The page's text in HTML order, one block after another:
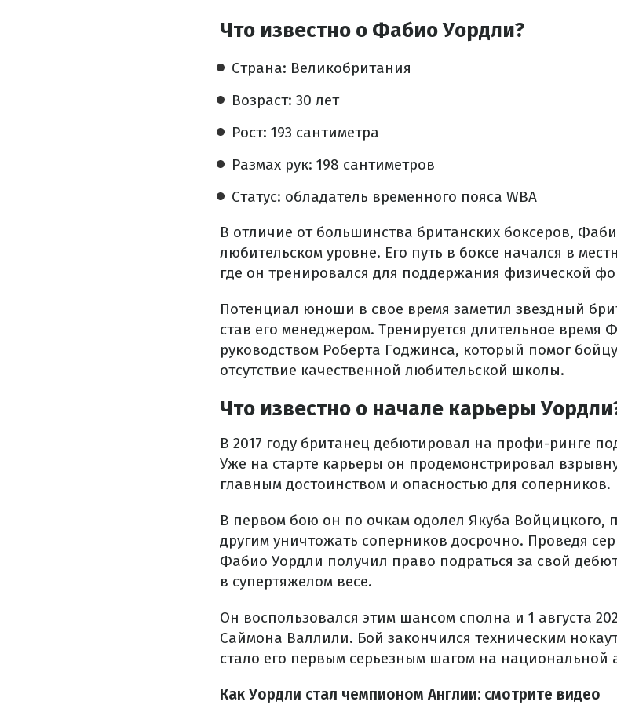
Что известно о Фабио Уордли?
Страна: Великобритания
Возраст: 30 лет
Рост: 193 сантиметра
Размах рук: 198 сантиметров
Статус: обладатель временного пояса WBA
В отличие от большинства британских боксеров,
любительском уровне. Его путь в боксе начался в
где он тренировался для поддержания физической
Потенциал юноши в свое время заметил звездный
став его менеджером. Тренируется длительное время
руководством Роберта Годжинса, который помог
отсутствие качественной любительской школы.
Что известно о начале карьеры
В 2017 году британец дебютировал на профи-ринге
Уже на старте карьеры он продемонстрировал
главным достоинством и опасностью для соперников.
В первом бою он по очкам одолел Якуба Войцицкого,
другим уничтожать соперников досрочно. Проведя
Фабио Уордли получил право подраться за свой
в супертяжелом весе.
Он воспользовался этим шансом сполна и 1 августа
Саймона Валлили. Бой закончился техническим
стало его первым серьезным шагом на национальной
Как Уордли стал чемпионом Англии: смотрите видео